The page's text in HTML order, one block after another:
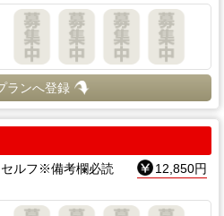
ランへ登録
セルフ※備考欄必読
12,850円